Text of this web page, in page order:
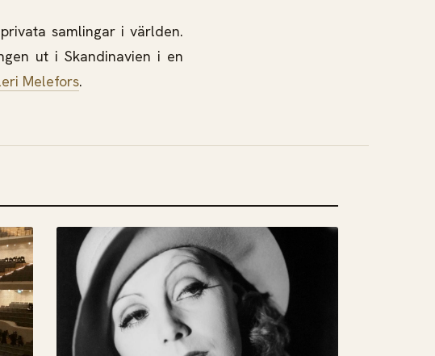
samlingar i världen.
ut i Skandinavien i en
Melefors.